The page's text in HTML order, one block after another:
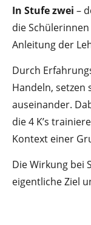
In Stufe zwei –
die
Anleitung der
Durch
Handeln,
auseinander.
die 4 K’s
Kontext einer
Die Wirkung bei
eigentliche Ziel